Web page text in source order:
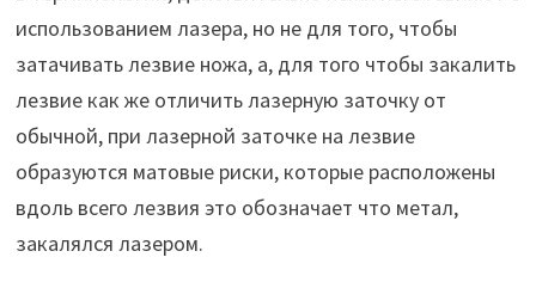
использованием лазера, но не для того, чтобы
затачивать лезвие ножа, а, для того чтобы закалить
лезвие как же отличить лазерную заточку от
обычной, при лазерной заточке на лезвие
образуются матовые риски, которые расположены
вдоль всего лезвия это обозначает что метал,
закалялся лазером.